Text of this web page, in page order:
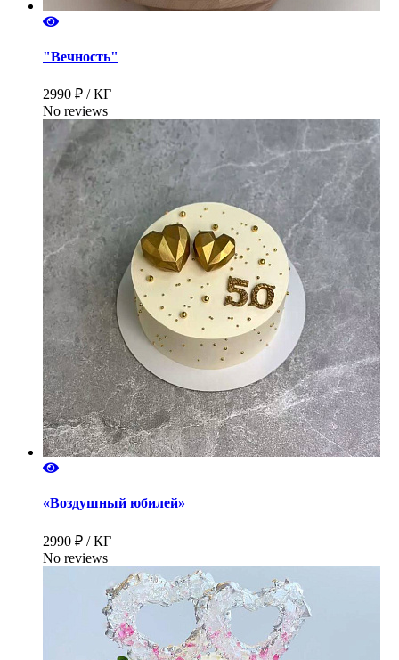
"Вечность"
2990 ₽ / КГ
No reviews
«Воздушный юбилей»
2990 ₽ / КГ
No reviews